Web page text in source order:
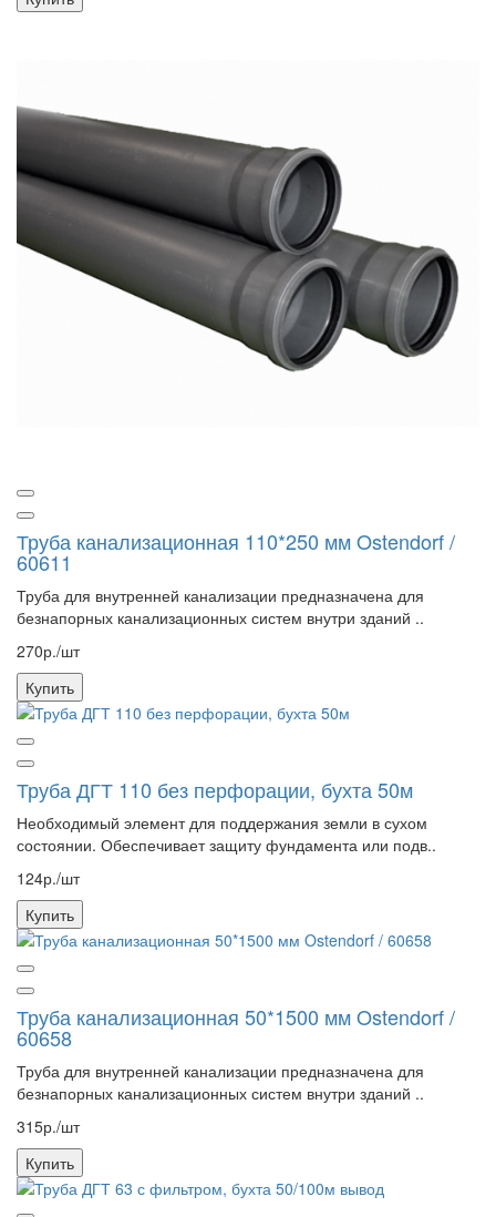
Труба канализационная 110*250 мм Ostendorf /
60611
Труба для внутренней канализации предназначена для
безнапорных канализационных систем внутри зданий ..
270р./шт
Купить
Труба ДГТ 110 без перфорации, бухта 50м
Необходимый элемент для поддержания земли в сухом
состоянии. Обеспечивает защиту фундамента или подв..
124р./шт
Купить
Труба канализационная 50*1500 мм Ostendorf /
60658
Труба для внутренней канализации предназначена для
безнапорных канализационных систем внутри зданий ..
315р./шт
Купить